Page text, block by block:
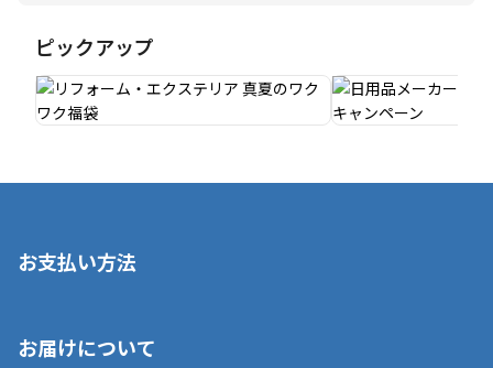
ピックアップ
お支払い方法
いいただくことはできません。ご了承ください。
お届けについて